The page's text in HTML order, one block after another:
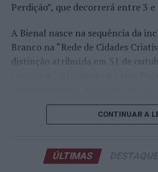
Entre os portugueses, Tiago
protagonizaram as melhores
ambos alcançando os quartos de
um dos resultados mais
neerlandês Botic van de
também os quartos de final, onde
Perdição”, que decorrerá entre 3
A Bienal nasce na sequência da
Branco na “Rede de Cidades
distinção atribuída em 31 de
“valor patrimonial, artístico e
de Castelo Branco”, uma das
da identidade albicastrense.
CONTINUAR A
ÚLTIMAS